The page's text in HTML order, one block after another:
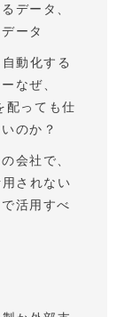
データ、
ータ
動化する
なぜ、
配っても仕
のか？
会社で、
されない
活用すべ